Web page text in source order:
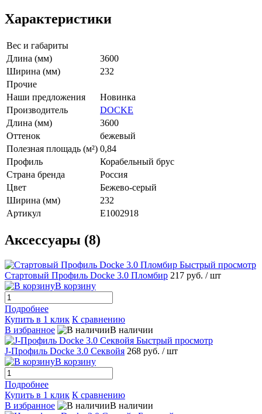
Характеристики
Вес и габариты
Длина (мм)
3600
Ширина (мм)
232
Прочие
Наши предложения
Новинка
Производитель
DOCKE
Длина (мм)
3600
Оттенок
бежевый
Полезная площадь (м²) 0,84
Профиль
Корабельный брус
Страна бренда
Россия
Цвет
Бежево-серый
Ширина (мм)
232
Артикул
E1002918
Аксессуары (8)
Быстрый просмотр
Стартовый Профиль Docke 3.0 Пломбир 217 руб. / шт
В корзину
Подробнее
Купить в 1 клик К сравнению
В избранное
В наличии
Быстрый просмотр
J-Профиль Docke 3.0 Секвойя 268 руб. / шт
В корзину
Подробнее
Купить в 1 клик К сравнению
В избранное
В наличии